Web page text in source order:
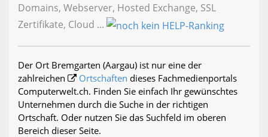
Domains, Webserver, Hosted Exchange, SSL
Zertifikate, Cloud ...
Der Ort Bremgarten (Aargau) ist nur eine der
zahlreichen
Ortschaften dieses Fachmedienportals
Computerwelt.ch. Finden Sie einfach Ihr gewünschtes
Unternehmen durch die Suche in der richtigen
Ortschaft. Oder nutzen Sie das Suchfeld im oberen
Bereich dieser Seite.